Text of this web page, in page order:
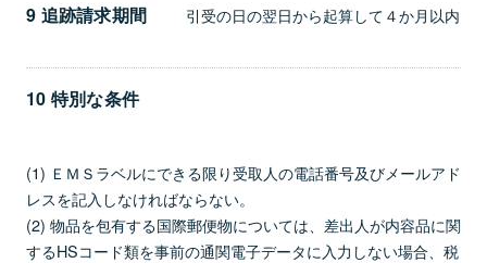
9 追跡請求期間 引受の日の翌日から起算して４か月以内
10 特別な条件
(1) ＥＭＳラベルにできる限り受取人の電話番号及びメールアド
レスを記入しなければならない。
(2) 物品を包有する国際郵便物については、差出人が内容品に関
するHSコード類を事前の通関電子データに入力しない場合、税